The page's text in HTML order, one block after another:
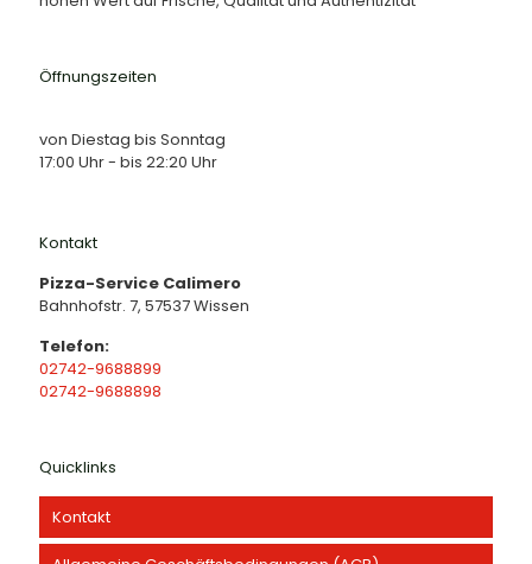
Öffnungszeiten
von Diestag bis Sonntag
17:00 Uhr - bis 22:20 Uhr
Kontakt
Pizza-Service Calimero
Bahnhofstr. 7, 57537 Wissen
Telefon:
02742-9688899
02742-9688898
Quicklinks
Kontakt